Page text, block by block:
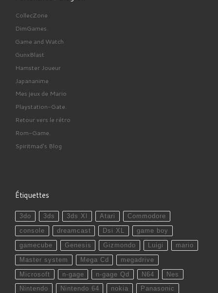
CollecZone
DimGames.
Game and Watch
GunxBlast
Hamster Joueur
Japananime
Mes jeux de Mario
Playstation-Gate.
Retour vers le rétro
Rom-Game.
Spiritmad's Blog
Étiquettes
3do 3ds 3ds Xl Atari Commodore
console dreamcast Dsi XL game boy
gamecube Genesis Gizmondo Luigi mario
Master system Mega Cd megadrive
Microsoft n-gage n-gage Qd N64 Nes
Nintendo Nintendo 64 nokia Panasonic